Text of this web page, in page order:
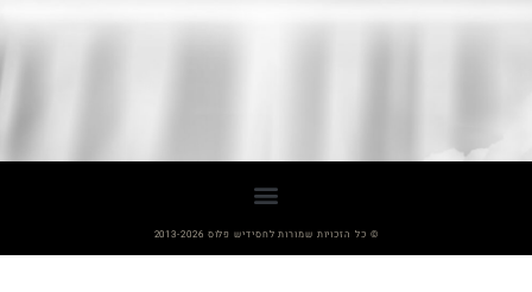
© כל הזכויות שמורות לחסידיש פלוס 2013-2026